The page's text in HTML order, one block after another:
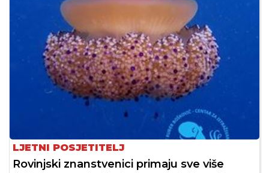
LJETNI POSJETITELJ
Rovinjski znanstvenici primaju sve više